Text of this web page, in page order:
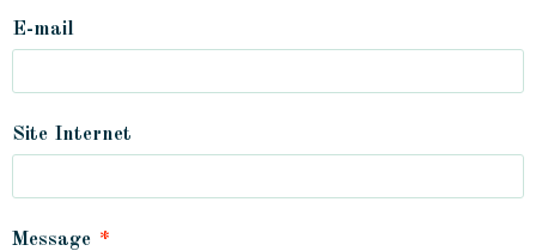
E-mail
Site Internet
Message